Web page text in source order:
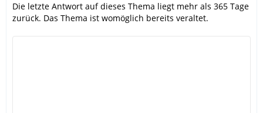
Die letzte Antwort auf dieses Thema liegt mehr als 365 Tage
zurück. Das Thema ist womöglich bereits veraltet.